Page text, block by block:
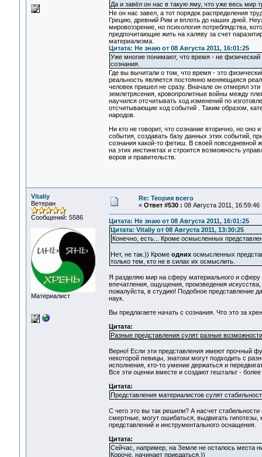
Да и завёл он нас в такую яму, что уже весь мир
Не он нас завел, а тот порядок распределения
Грецию, древний Рим и вплоть до наших дней.
мировоззрение, но психология потреблядства,
предпочитающие жить на халяву за счет
материализма.
Цитата: Не знаю от 08 Августа 2011, 16:01:25
Уже многие понимают, что время - не физический
сознания.
Где вы вычитали о том, что время - это
реальность является постоянно меняющаяся
человек пришел не сразу. Вначале он отмерял
землетрясения, кровопролитные войны между
научился отсчитывать ход изменений по
отсчитывающие ход событий . Таким образом,
народов.
Ни кто не говорит, что сознание вторично, но
события, создавать базу данных этих событий,
сознания какой-то фетиш. В своей повседневной
на этих инстинктах и строится возможность
воров и правительств.
Vitaliy
Ветеран
Сообщений: 5586
Материалист
Re: Теория всего
« Ответ #530 : 08 Августа 2011, 16:59:46
Цитата: Не знаю от 08 Августа 2011, 16:01:25
Цитата: Vitaliy от 08 Августа 2011, 13:30:25
Конечно, есть... Кроме осмысленных
Нет, не так.)) Кроме однихосмысленных
только тем, кто не в силах их осмыслить.
Я разделяю мир на сферу материального и сферу
впечатления, ощущения, произведения
пожалуйста, в студию! Подобное представление
наук.
Вы предлагаете начать с сознания. Что это за
Цитата:
Разные представления сулят разные
Верно! Если эти представления имеют прочный
некоторой певицы, знатоки могут подходить с
исполнения, кто-то умение держаться и
Все эти оценки вместе и создают гештальт -
Цитата:
Представления материалистов сулят
C чего это вы так решили? А насчет
смертные, могут ошибаться, выдвигать
представлений и инструментального оснащения.
Цитата:
Сейчас, например, на Земле не осталось места
Короче, начинает приедаться.))